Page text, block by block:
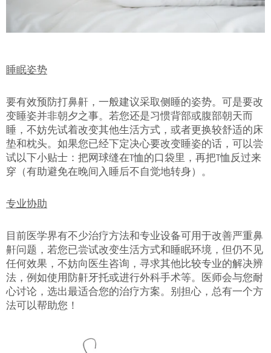
睡眠姿势
要有效预防打鼻鼾，一般建议采取侧睡的姿势。可是要改
变睡姿并非朝夕之事。若您还是习惯背部或腹部朝天而
睡，不妨先试着改变其他生活方式，或者更换较舒适的床
垫和枕头。如果您已经下定决心要改变睡姿的话，可以尝
试以下小贴士：把网球缝在T恤的口袋里，再把T恤反过来
穿（有助避免在晚间入睡后不自觉地转身）。
专业协助
目前医学界有不少治疗方法和专业设备可用于改善严重鼻
鼾问题，若您已尝试改变生活方式和睡眠环境，但仍不见
任何效果，不妨向医生咨询，寻求其他比较专业的解决辨
法，例如使用防鼾牙托或进行外科手术等。医师会与您耐
心讨论，选出最适合您的治疗方案。别担心，总有一个方
法可以帮助您！
赏你床垫&床架$1000优
提交